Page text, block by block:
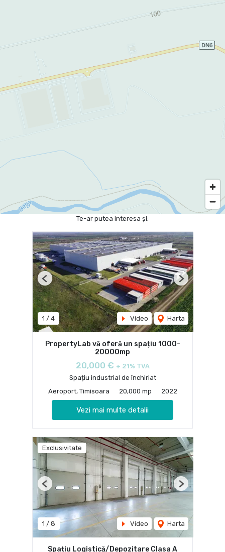
Te-ar putea interesa și:
1 / 4 Video Harta
Previous Next
PropertyLab vă oferă un spațiu 1000-
20000mp
20,000 € + 21% TVA
Spațiu industrial de închiriat
Aeroport, Timisoara
20,000 mp 2022
Vezi mai multe detalii
Exclusivitate
1 / 8 Video Harta
Previous Next
Spațiu Logistică/Depozitare Clasa A